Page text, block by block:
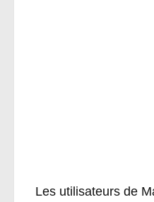
Les utilisateurs de